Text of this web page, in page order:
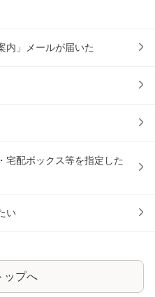
内」メールが届いた
宅配ボックス等を指定した
い
ップへ